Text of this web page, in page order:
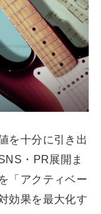
を十分に引き出
・PR展開ま
「アクティベー
効果を最大化す